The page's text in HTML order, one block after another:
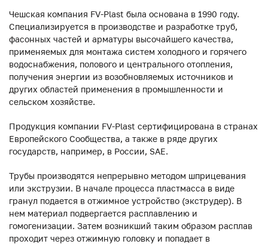
Чешская компания FV-Plast была основана в 1990 году.
Специализируется в производстве и разработке труб,
фасонных частей и арматуры высочайшего качества,
применяемых для монтажа систем холодного и горячего
водоснабжения, полового и центрального отопления,
получения энергии из возобновляемых источников и
других областей применения в промышленности и
сельском хозяйстве.
Продукция компании FV-Plast сертифицирована в странах
Европейского Сообщества, а также в ряде других
государств, например, в России, SAE.
Трубы производятся непрерывно методом шприцевания
или экструзии. В начале процесса пластмасса в виде
гранул подается в отжимное устройство (экструдер). В
нем материал подвергается расплавлению и
гомогенизации. Затем возникший таким образом расплав
проходит через отжимную головку и попадает в